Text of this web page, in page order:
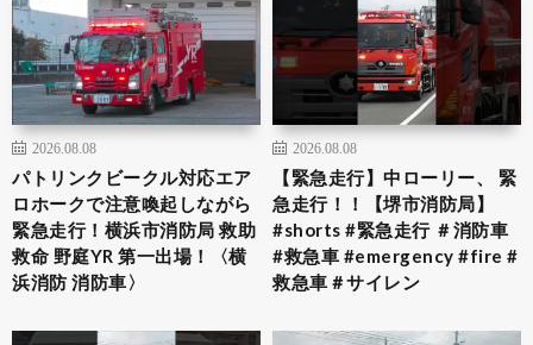
2026.08.08
パトリンクビークル対応エア
ロホークで注意喚起しながら
緊急走行！横浜市消防局 救助
救命 野庭YR 第一出場！〈横
浜消防 消防車〉
2026.08.08
【緊急走行】中ローリー、 緊
急走行！！【堺市消防局】
#shorts #緊急走行 ＃消防車
#救急車 #emergency #fire #
救急車＃サイレン